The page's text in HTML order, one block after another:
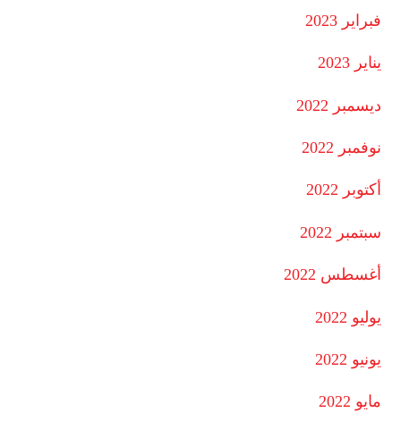
فبراير 2023
يناير 2023
ديسمبر 2022
نوفمبر 2022
أكتوبر 2022
سبتمبر 2022
أغسطس 2022
يوليو 2022
يونيو 2022
مايو 2022